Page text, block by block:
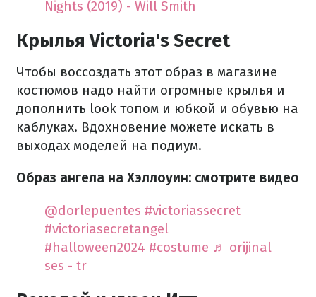
Nights (2019) - Will Smith
Крылья Victoria's Secret
Чтобы воссоздать этот образ в магазине
костюмов надо найти огромные крылья и
дополнить look топом и юбкой и обувью на
каблуках. Вдохновение можете искать в
выходах моделей на подиум.
Образ ангела на Хэллоуин: смотрите видео
@dorlepuentes #victoriassecret
#victoriasecretangel
#halloween2024 #costume ♬ orijinal
ses - tr